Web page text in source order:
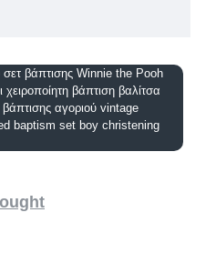
σετ βάπτισης Winnie the Pooh
χειροποίητη βάπτιση βαλίτσα
αγοριού vintage
baptism set boy christening